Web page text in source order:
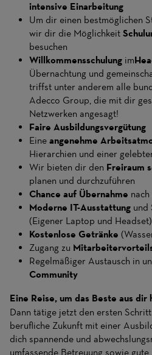
intensive Einarbeitung
Um dir einen bestmöglichen
wir dir die Möglichkeit
besuchen
Willkommensschulung im
Übernachtung und
triffst unter anderem alle
Adecco Group, die mit dir
Netzwerken angesagt!
Faire Ausbildungsvergütung
Eine angenehme
Hierarchien und einer
Wir bieten dir den Freiraum
planen und durchzuführen
Chance auf Übernahme
Moderne IT-Ausstattung und
(Eigener Laptop und Headset)
Kostenlose Getränke
Zugang zu
Regelmäßiger Austausch in
Community
Eine Reise, um das Beste aus dir
Dann tätige jetzt den ersten
berufliche Zukunft mit einer
dich spannende und
umfassende Betreuung sowie